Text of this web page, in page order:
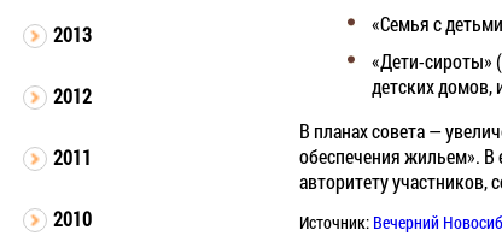
2013
2012
2011
2010
«Семья с
«Дети-сироты»
детских домов,
В планах совета —
обеспечения жильем». В
авторитету
Источник: Вечерний